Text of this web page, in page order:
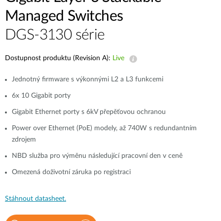
Managed Switches
DGS-3130 série
Dostupnost produktu (Revision A): Live
Jednotný firmware s výkonnými L2 a L3 funkcemi
6x 10 Gigabit porty
Gigabit Ethernet porty s 6kV přepěťovou ochranou
Power over Ethernet (PoE) modely, až 740W s redundantním
zdrojem
NBD služba pro výměnu následující pracovní den v ceně
Omezená doživotní záruka po registraci
Stáhnout datasheet.